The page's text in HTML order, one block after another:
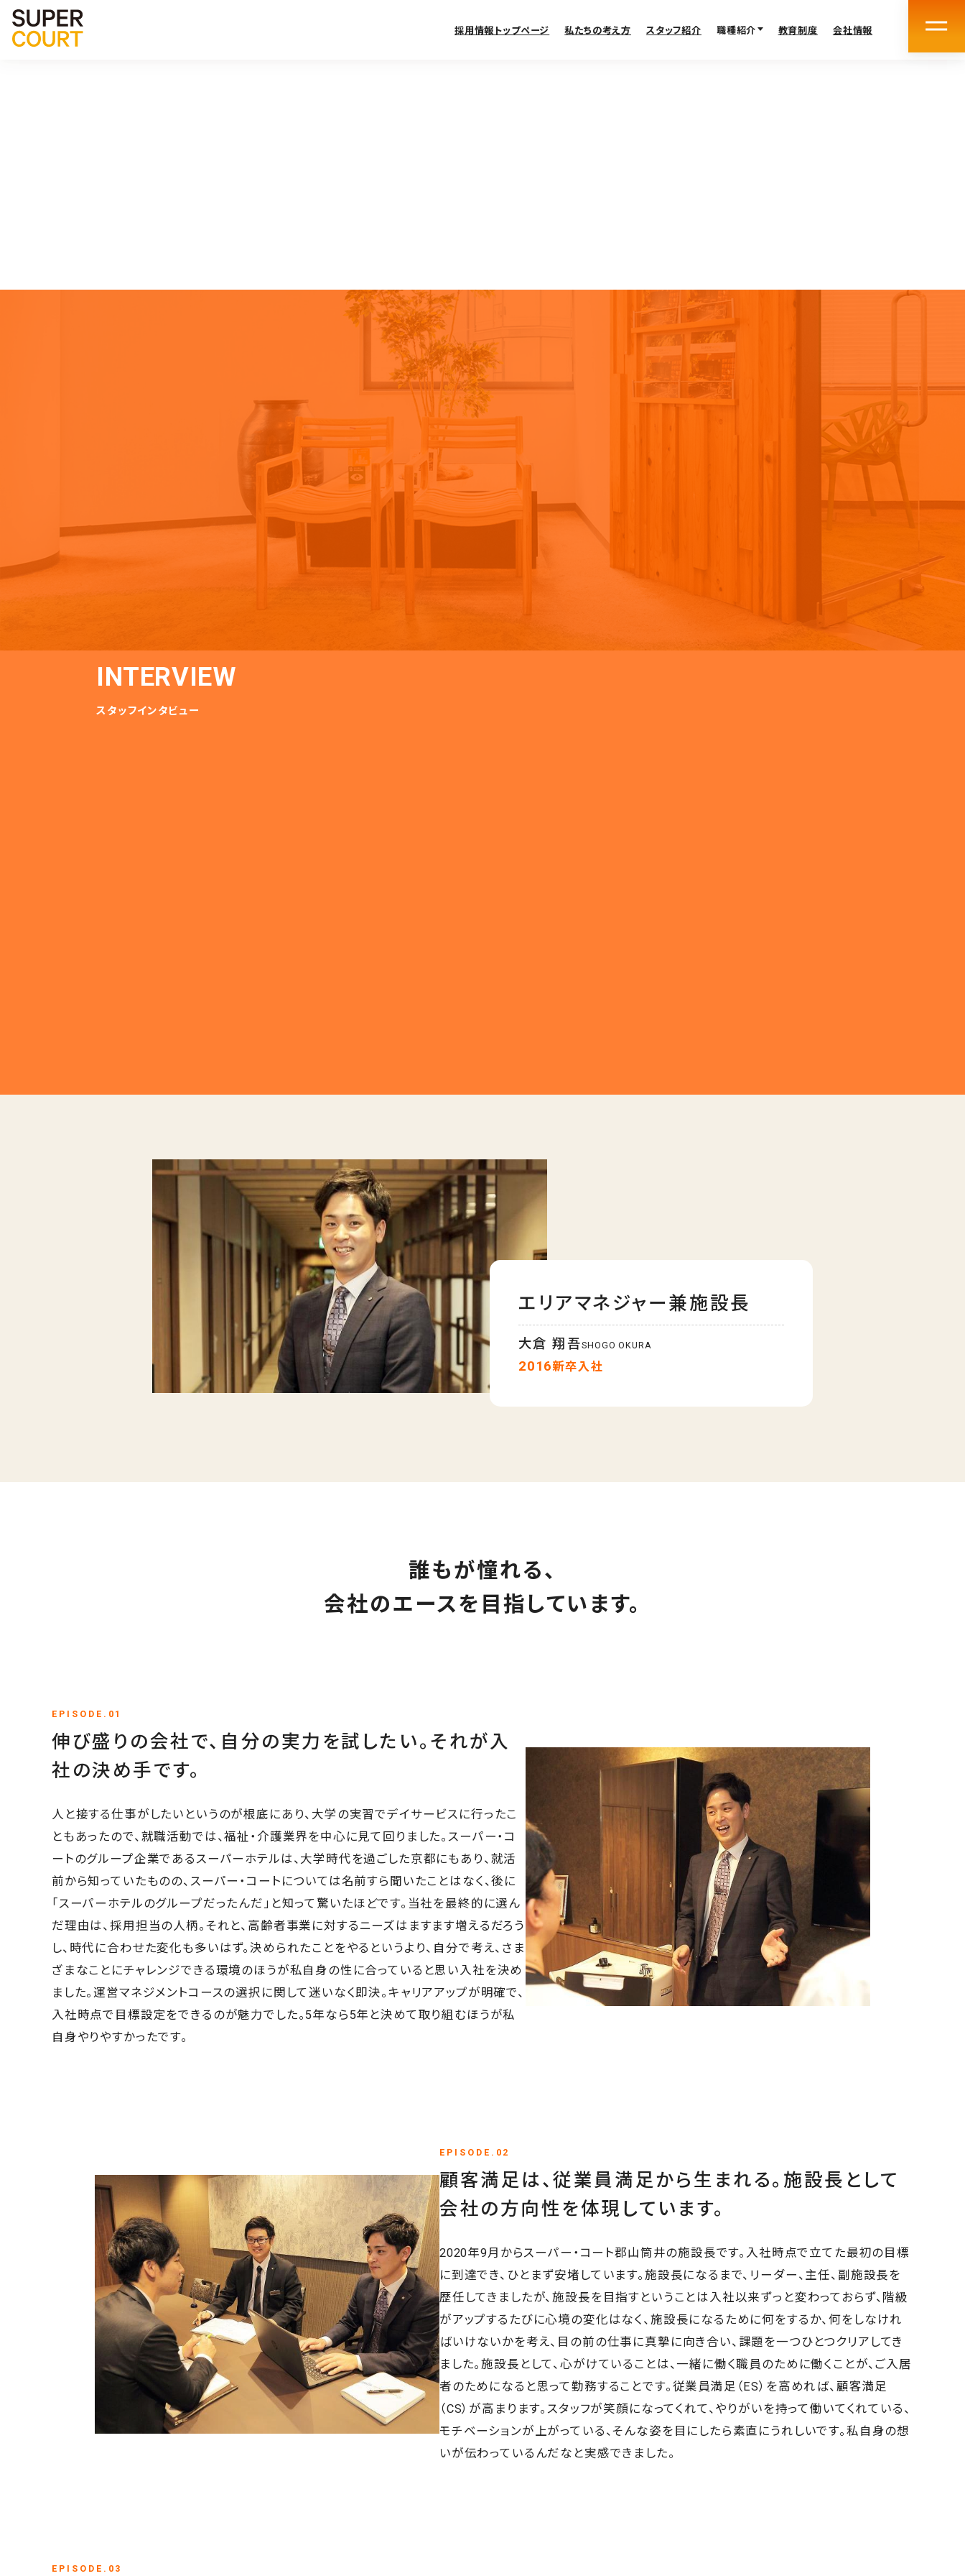
採用情報トップページ 私たちの考え方 スタッフ紹介 職種紹介 教育制度 会社情報
看護職
セラピスト
ケアマネジャー
福祉用具専門相談員
コンシェルジュ
クリーン・サービス
事務
INTERVIEW
スタッフインタビュー
エリアマネジャー兼施設長
大倉 翔吾SHOGO OKURA
2016新卒入社
誰もが憧れる、
会社のエースを目指しています。
EPISODE.01
伸び盛りの会社で、自分の実力を試したい。それが入
社の決め手です。
人と接する仕事がしたいというのが根底にあり、大学の実習でデイサービスに行ったこ
ともあったので、就職活動では、福祉・介護業界を中心に見て回りました。スーパー・コ
ートのグループ企業であるスーパーホテルは、大学時代を過ごした京都にもあり、就活
前から知っていたものの、スーパー・コートについては名前すら聞いたことはなく、後に
「スーパーホテルのグループだったんだ」と知って驚いたほどです。当社を最終的に選ん
だ理由は、採用担当の人柄。それと、高齢者事業に対するニーズはますます増えるだろう
し、時代に合わせた変化も多いはず。決められたことをやるというより、自分で考え、さま
ざまなことにチャレンジできる環境のほうが私自身の性に合っていると思い入社を決め
ました。運営マネジメントコースの選択に関して迷いなく即決。キャリアアップが明確で、
入社時点で目標設定をできるのが魅力でした。5年なら5年と決めて取り組むほうが私
自身やりやすかったです。
EPISODE.02
顧客満足は、従業員満足から生まれる。施設長として
会社の方向性を体現しています。
2020年9月からスーパー・コート郡山筒井の施設長です。入社時点で立てた最初の目標
に到達でき、ひとまず安堵しています。施設長になるまで、リーダー、主任、副施設長を
歴任してきましたが、施設長を目指すということは入社以来ずっと変わっておらず、階級
がアップするたびに心境の変化はなく、施設長になるために何をするか、何をしなけれ
ばいけないかを考え、目の前の仕事に真摯に向き合い、課題を一つひとつクリアしてき
ました。施設長として、心がけていることは、一緒に働く職員のために働くことが、ご入居
者のためになると思って勤務することです。従業員満足（ES）を高めれば、顧客満足
（CS）が高まります。スタッフが笑顔になってくれて、やりがいを持って働いてくれている、
モチベーションが上がっている、そんな姿を目にしたら素直にうれしいです。私自身の想
いが伝わっているんだなと実感できました。
EPISODE.03